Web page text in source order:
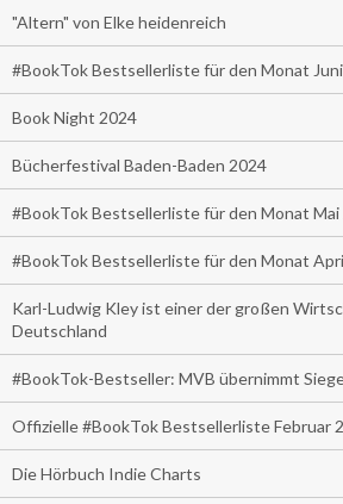
"Altern" von Elke heidenreich
#BookTok Bestsellerliste für den Monat
Book Night 2024
Bücherfestival Baden-Baden 2024
#BookTok Bestsellerliste für den Monat Mai
#BookTok Bestsellerliste für den Monat
Karl-Ludwig Kley ist einer der großen
Deutschland
#BookTok-Bestseller: MVB übernimmt
Offizielle #BookTok Bestsellerliste Februar
Die Hörbuch Indie Charts